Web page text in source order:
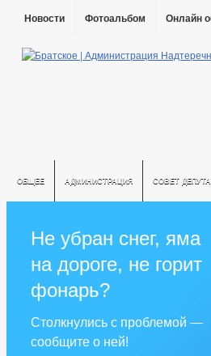
Новости Фотоальбом Онлайн
ОБЩЕЕ АДМИНИСТРАЦИЯ СОВЕТ
Не убран снег, яма
на дороге, не горит
фонарь?
Столкнулись с проблемой —
сообщите о ней!